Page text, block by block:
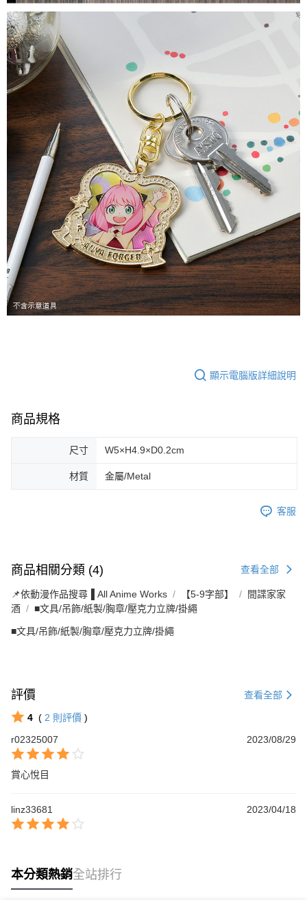
顯示電腦版詳細說明
商品規格
尺寸 W5×H4.9×D0.2cm
材質 金屬/Metal
客服
商品相關分類 (4) 查看全部
📌依動漫作品搜尋▐ All Anime Works 【5-9字部】
間諜家家
酒
■文具/吊飾/紙製/胸章/壓克力立牌/掛繩
■文具/吊飾/紙製/胸章/壓克力立牌/掛繩
評價 查看全部
4 ( 2 則評價 )
r02325007
2023/08/29
賞心悅目
linz33681 2023/04/18
本分類熱銷全站排行